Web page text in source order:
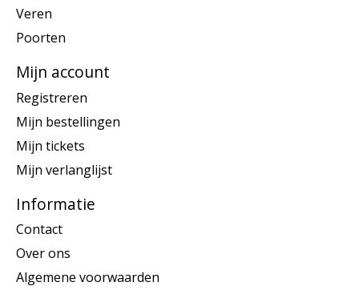
Veren
Poorten
Mijn account
Registreren
Mijn bestellingen
Mijn tickets
Mijn verlanglijst
Informatie
Contact
Over ons
Algemene voorwaarden